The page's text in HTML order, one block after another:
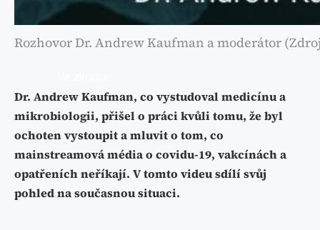
Rozhovor Dr. Andrew Kaufman a moderátor
Dr. Andrew Kaufman, co vystudoval medicínu a
mikrobiologii, přišel o práci kvůli tomu, že byl
ochoten vystoupit a mluvit o tom, co
mainstreamová média o covidu-19, vakcínách a
opatřeních neříkají. V tomto videu sdílí svůj
pohled na současnou situaci.